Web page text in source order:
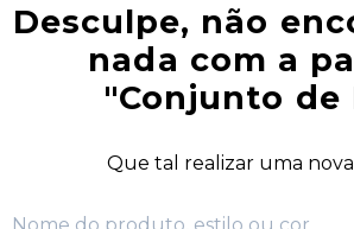
Desculpe, não
nada com a
"Conjunto de
Que tal realizar uma